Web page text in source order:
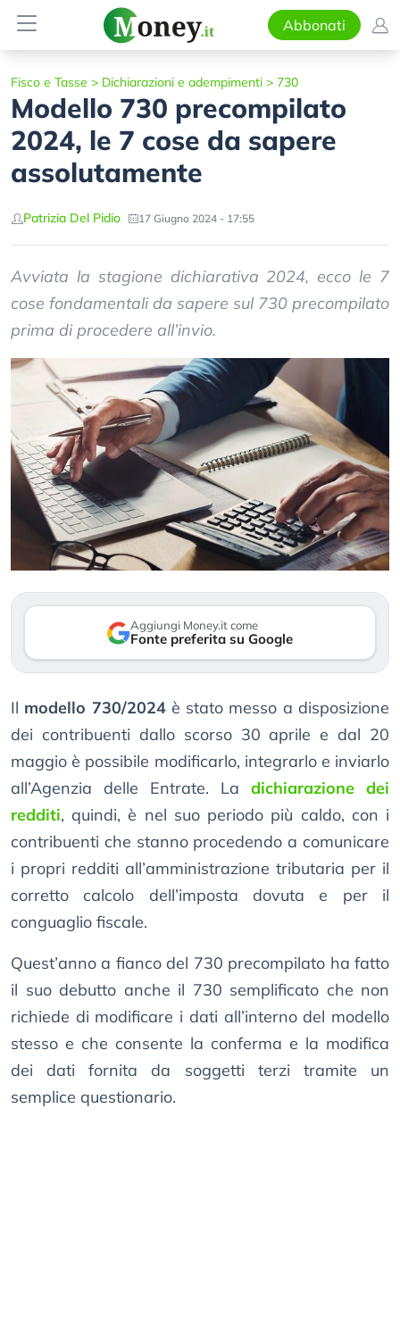
Abbonati
Fisco e Tasse > Dichiarazioni e adempimenti > 730
Modello 730 precompilato
2024, le 7 cose da sapere
assolutamente
Patrizia Del Pidio 17 Giugno 2024 - 17:55
Avviata la stagione dichiarativa 2024, ecco le 7
cose fondamentali da sapere sul 730 precompilato
prima di procedere all’invio.
Aggiungi Money.it come
Fonte preferita su Google
Il modello 730/2024è stato messo a disposizione
dei contribuenti dallo scorso 30 aprile e dal 20
maggio è possibile modificarlo, integrarlo e inviarlo
all’Agenzia delle Entrate. La dichiarazione dei
redditi, quindi, è nel suo periodo più caldo, con i
contribuenti che stanno procedendo a comunicare
i propri redditi all’amministrazione tributaria per il
corretto calcolo dell’imposta dovuta e per il
conguaglio fiscale.
Quest’anno a fianco del 730 precompilato ha fatto
il suo debutto anche il 730 semplificato che non
richiede di modificare i dati all’interno del modello
stesso e che consente la conferma e la modifica
dei dati fornita da soggetti terzi tramite un
semplice questionario.